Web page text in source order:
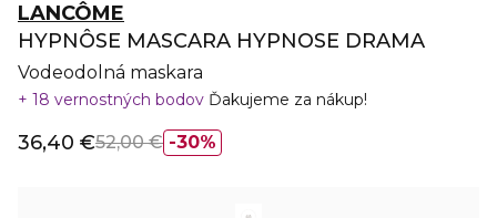
LANCÔME
HYPNÔSE MASCARA HYPNOSE DRAMA
Vodeodolná maskara
18 vernostných bodov Ďakujeme za nákup!
30%
36,40 €52,00 €